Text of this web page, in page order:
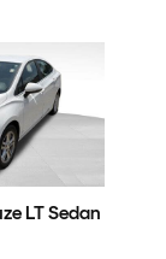
LT Sedan